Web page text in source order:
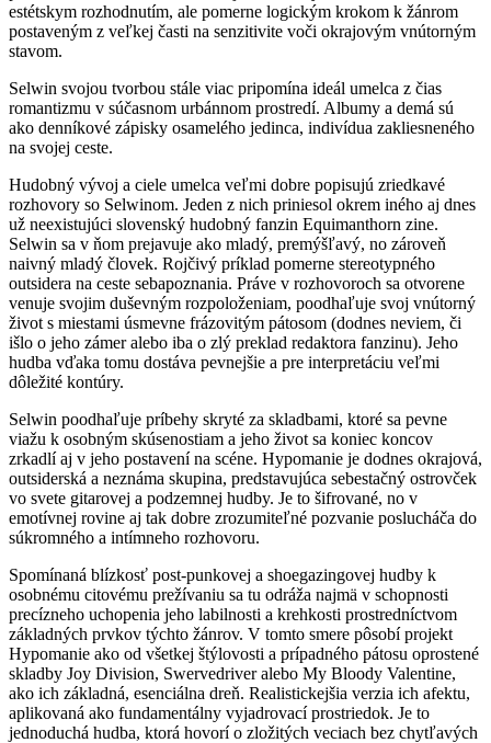
estétskym rozhodnutím, ale pomerne logickým krokom k žánrom
postaveným z veľkej časti na senzitivite voči okrajovým vnútorným
stavom.
Selwin svojou tvorbou stále viac pripomína ideál umelca z čias
romantizmu v súčasnom urbánnom prostredí. Albumy a demá sú
ako denníkové zápisky osamelého jedinca, indivídua zakliesneného
na svojej ceste.
Hudobný vývoj a ciele umelca veľmi dobre popisujú zriedkavé
rozhovory so Selwinom. Jeden z nich priniesol okrem iného aj dnes
už neexistujúci slovenský hudobný fanzin Equimanthorn zine.
Selwin sa v ňom prejavuje ako mladý, premýšľavý, no zároveň
naivný mladý človek. Rojčivý príklad pomerne stereotypného
outsidera na ceste sebapoznania. Práve v rozhovoroch sa otvorene
venuje svojim duševným rozpoloženiam, poodhaľuje svoj vnútorný
život s miestami úsmevne frázovitým pátosom (dodnes neviem, či
išlo o jeho zámer alebo iba o zlý preklad redaktora fanzinu). Jeho
hudba vďaka tomu dostáva pevnejšie a pre interpretáciu veľmi
dôležité kontúry.
Selwin poodhaľuje príbehy skryté za skladbami, ktoré sa pevne
viažu k osobným skúsenostiam a jeho život sa koniec koncov
zrkadlí aj v jeho postavení na scéne. Hypomanie je dodnes okrajová,
outsiderská a neznáma skupina, predstavujúca sebestačný ostrovček
vo svete gitarovej a podzemnej hudby. Je to šifrované, no v
emotívnej rovine aj tak dobre zrozumiteľné pozvanie poslucháča do
súkromného a intímneho rozhovoru.
Spomínaná blízkosť post-punkovej a shoegazingovej hudby k
osobnému citovému prežívaniu sa tu odráža najmä v schopnosti
precízneho uchopenia jeho labilnosti a krehkosti prostredníctvom
základných prvkov týchto žánrov. V tomto smere pôsobí projekt
Hypomanie ako od všetkej štýlovosti a prípadného pátosu oprostené
skladby Joy Division, Swervedriver alebo My Bloody Valentine,
ako ich základná, esenciálna dreň. Realistickejšia verzia ich afektu,
aplikovaná ako fundamentálny vyjadrovací prostriedok. Je to
jednoduchá hudba, ktorá hovorí o zložitých veciach bez chytľavých